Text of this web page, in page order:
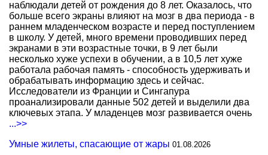
наблюдали детей от рождения до 8 лет. Оказалось, что
больше всего экраны влияют на мозг в два периода - в
раннем младенческом возрасте и перед поступлением
в школу. У детей, много времени проводивших перед
экранами в эти возрастные точки, в 9 лет были
несколько хуже успехи в обучении, а в 10,5 лет хуже
работала рабочая память - способность удерживать и
обрабатывать информацию здесь и сейчас.
Исследователи из Франции и Сингапура
проанализировали данные 502 детей и выделили два
ключевых этапа. У младенцев мозг развивается очень
...>>
Умные жилеты, спасающие от жары 01.08.2026